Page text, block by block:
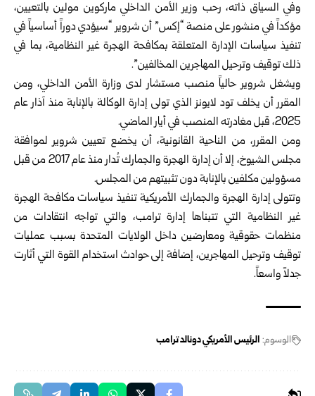
وفي السياق ذاته، رحب وزير الأمن الداخلي ماركوين مولين بالتعيين،
مؤكداً ‏في منشور على منصة “إكس” أن شروير “سيؤدي دوراً أساسياً في
تنفيذ ‏سياسات الإدارة المتعلقة بمكافحة الهجرة غير النظامية، بما في
ذلك توقيف ‏وترحيل المهاجرين المخالفين”.‏
ويشغل شروير حالياً منصب مستشار لدى وزارة الأمن الداخلي، ومن
‏المقرر أن يخلف تود لايونز الذي تولى إدارة الوكالة بالإنابة منذ آذار عام
ومن المقرر، من الناحية القانونية، أن يخضع تعيين شروير لموافقة
مجلس ‏الشيوخ، إلا أن إدارة الهجرة والجمارك تُدار منذ عام 2017 من قبل
‏مسؤولين مكلفين بالإنابة دون تثبيتهم من المجلس.‏
وتتولى إدارة الهجرة والجمارك الأمريكية تنفيذ سياسات مكافحة الهجرة
غير ‏النظامية التي تتبناها إدارة ترامب، والتي تواجه انتقادات من
منظمات حقوقية ‏ومعارضين داخل الولايات المتحدة بسبب عمليات
توقيف وترحيل ‏المهاجرين، إضافة إلى حوادث استخدام القوة التي أثارت
جدلاً واسعاً.‏
الوسوم: الرئيس الأمريكي دونالد ترامب